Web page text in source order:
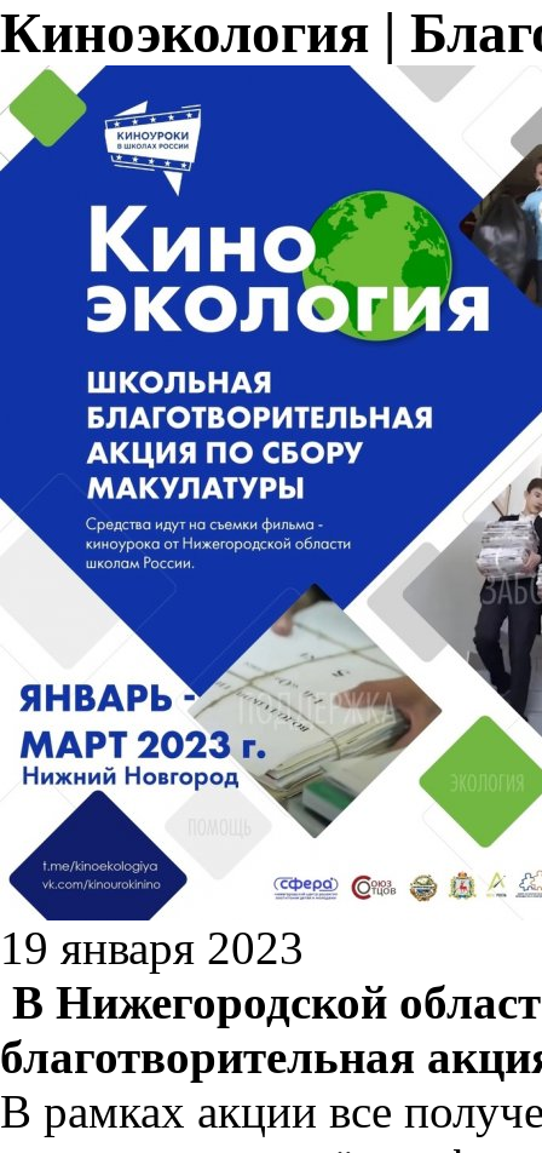
Киноэкология |
19 января 2023
В Нижегородской
благотворительная
В рамках акции все